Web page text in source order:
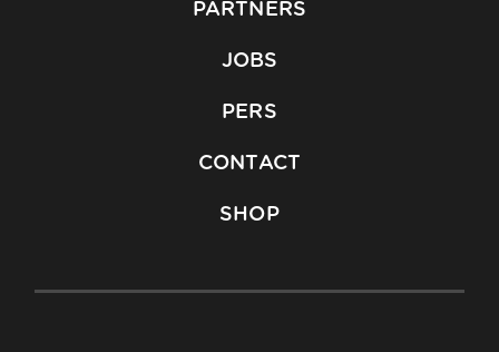
PARTNERS
JOBS
PERS
CONTACT
SHOP